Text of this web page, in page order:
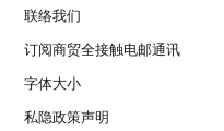
联络我们
订阅商贸全接触电邮通讯
字体大小
私隐政策声明